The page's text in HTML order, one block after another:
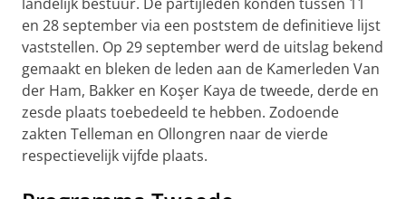
en 28 september via een poststem de definitieve lijst
vaststellen. Op 29 september werd de uitslag bekend
gemaakt en bleken de leden aan de Kamerleden Van
der Ham, Bakker en Koşer Kaya de tweede, derde en
zesde plaats toebedeeld te hebben. Zodoende
zakten Telleman en Ollongren naar de vierde
respectievelijk vijfde plaats.